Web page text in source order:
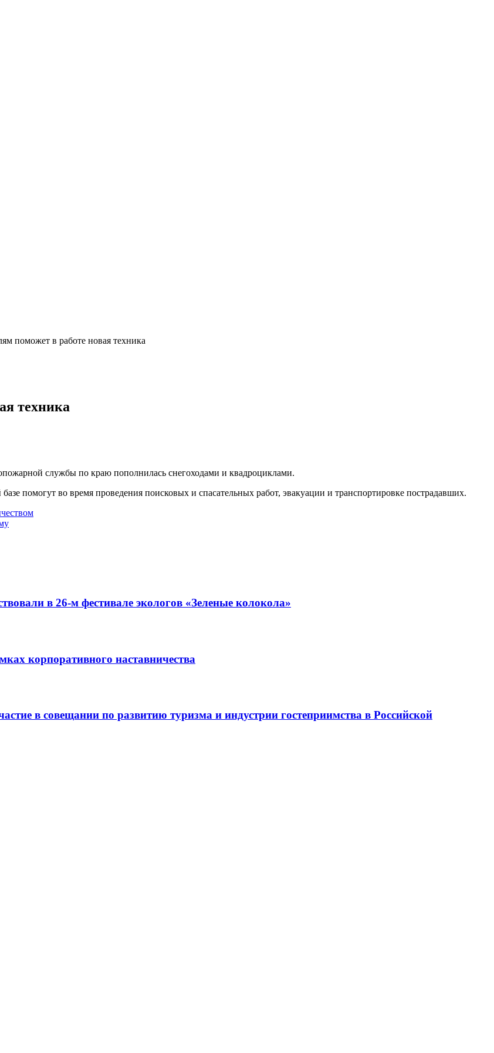
поможет в работе новая техника
техника
службы по краю пополнилась снегоходами и квадроциклами.
помогут во время проведения поисковых и спасательных работ, эвакуации и транспортировке пострадавших.
в 26-м фестивале экологов «Зеленые колокола»
корпоративного наставничества
в совещании по развитию туризма и индустрии гостеприимства в Российской